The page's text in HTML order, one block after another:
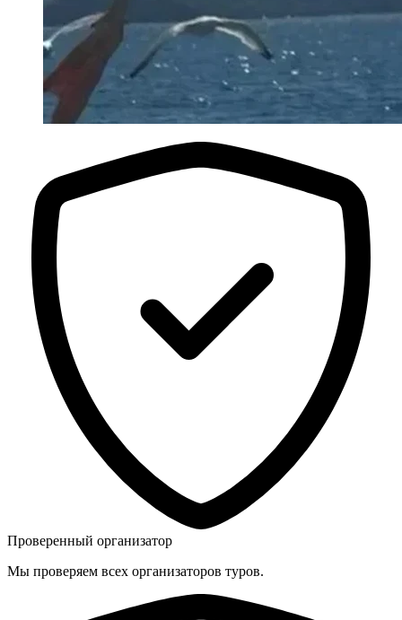
Проверенный организатор
Мы проверяем всех организаторов туров.